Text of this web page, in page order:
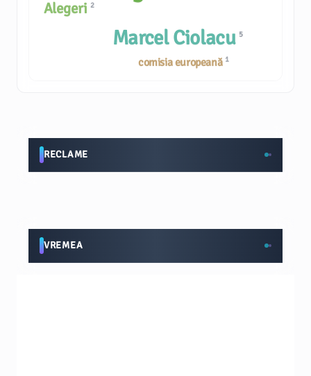
comisia europeană 1
Marcel Ciolacu 5
Alegeri 2
RECLAME
VREMEA